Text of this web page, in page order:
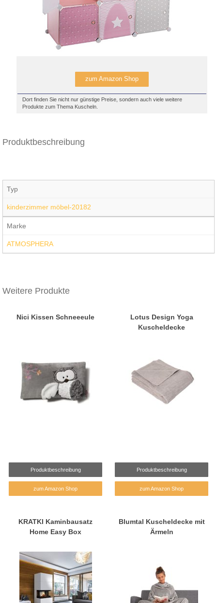
zum Amazon Shop
Dort finden Sie nicht nur günstige Preise, sondern auch viele weitere
Produkte zum Thema Kuscheln.
Produktbeschreibung
Typ
kinderzimmer möbel-20182
Marke
ATMOSPHERA
Weitere Produkte
Nici Kissen Schneeeule
Produktbeschreibung
zum Amazon Shop
Lotus Design Yoga
Kuscheldecke
Produktbeschreibung
zum Amazon Shop
KRATKI Kaminbausatz
Home Easy Box
Blumtal Kuscheldecke mit
Ärmeln